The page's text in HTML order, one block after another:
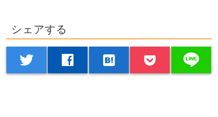
シェアする
twitter facebook hatenabookmark line